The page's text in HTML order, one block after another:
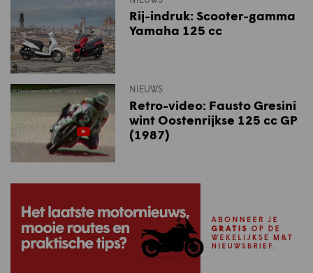
Rij-indruk: Scooter-gamma
Yamaha 125 cc
NIEUWS
Retro-video: Fausto Gresini
wint Oostenrijkse 125 cc GP
(1987)